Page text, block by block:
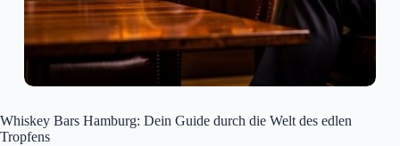
Whiskey Bars Hamburg: Dein Guide durch die Welt des edlen
Tropfens